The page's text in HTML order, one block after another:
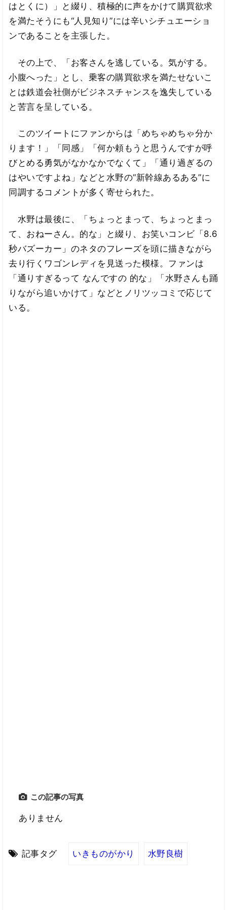
はとくに）」と綴り、積極的に声をかけて購買欲求
を満たそうにも“人見知り”には辛いシチュエーショ
ンであることを主張した。
その上で、「お客さんを逃している。気がする。
小腹へった」とし、乗客の購買欲求を満たせないこ
とは鉄道会社側がビジネスチャンスを逸失している
と苦言を呈している。
このツイートにファンからは「めちゃめちゃ分か
ります！」「同感」「何か頼もうと思うんですが呼
びとめる勇気がなかなかでなくて」「通り過ぎるの
はやいですよね」などと水野の“新幹線あるある”に
同調するコメントが多く寄せられた。
水野は最後に、「ちょっとまって、ちょっとまっ
て、おねーさん。的な」と綴り、お笑いコンビ「8.6
秒バズーカー」のネタのフレーズを頭に描きながら
去り行くワゴンレディを見送った模様。ファンは
「通りすぎるって なんですの 的な」「水野さんも踊
りながら追いかけて」などとノリツッコミで応じて
いる。
この記事の写真
ありません
記事タグ いきものがかり 水野良樹